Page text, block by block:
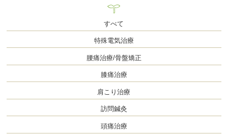
すべて
特殊電気治療
腰痛治療/骨盤矯正
膝痛治療
肩こり治療
訪問鍼灸
頭痛治療